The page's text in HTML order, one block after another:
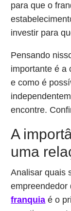
para que o
investir para
Pensando
importante é a
e como é
encontre.
A
uma
Analisar quais
franquia é o